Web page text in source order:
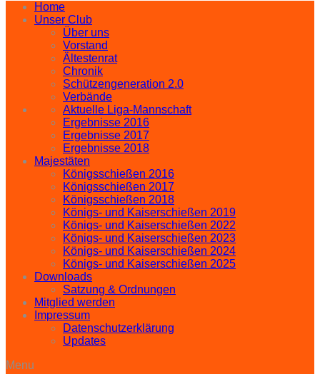
Home
Unser Club
Über uns
Vorstand
Ältestenrat
Chronik
Schützengeneration 2.0
Verbände
Aktuelle Liga-Mannschaft
Ergebnisse 2016
Ergebnisse 2017
Ergebnisse 2018
Majestäten
Königsschießen 2016
Königsschießen 2017
Königsschießen 2018
Königs- und Kaiserschießen 2019
Königs- und Kaiserschießen 2022
Königs- und Kaiserschießen 2023
Königs- und Kaiserschießen 2024
Königs- und Kaiserschießen 2025
Downloads
Satzung & Ordnungen
Mitglied werden
Impressum
Datenschutzerklärung
Updates
Menu